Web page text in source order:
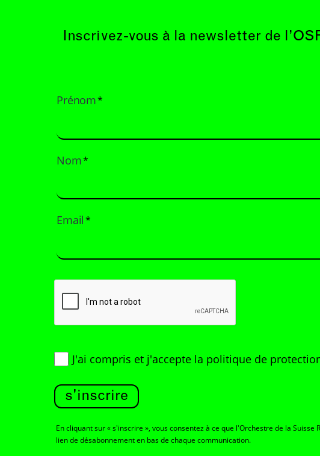
Inscrivez-vous à la newsletter de
Prénom*
Nom*
Email*
J'ai compris et j'accepte la politique de
s'inscrire
En cliquant sur « s'inscrire », vous consentez à ce que l'Orchestre de la
lien de désabonnement en bas de chaque communication.